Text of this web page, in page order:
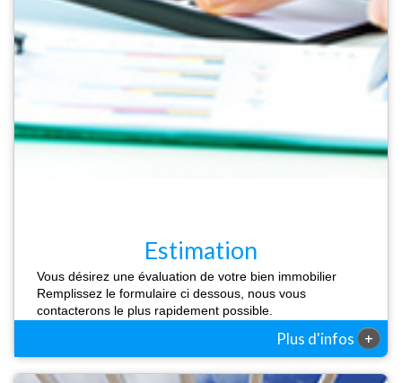
Estimation
Vous désirez une évaluation de votre bien immobilier
Remplissez le formulaire ci dessous, nous vous
contacterons le plus rapidement possible.
Plus d'infos +